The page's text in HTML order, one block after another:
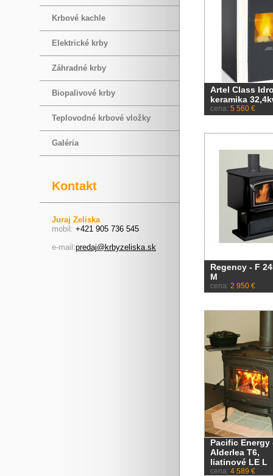
Krbové kachle
Elektrické krby
Záhradné krby
Biopalivové krby
Teplovodné krbové vložky
Galéria
Kontakt
Juraj Zeliska
mobil: +421 905 736 545
e-mail:predaj@krbyzeliska.sk
Artel Class
keramika
cena: 5 560 €
Regency - F
M
cena: 2 950 €
Pacific Energy
Alderlea T6,
liatinové LE L
cena: 4 589 €